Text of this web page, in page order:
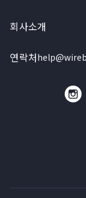
회사소개
연락처